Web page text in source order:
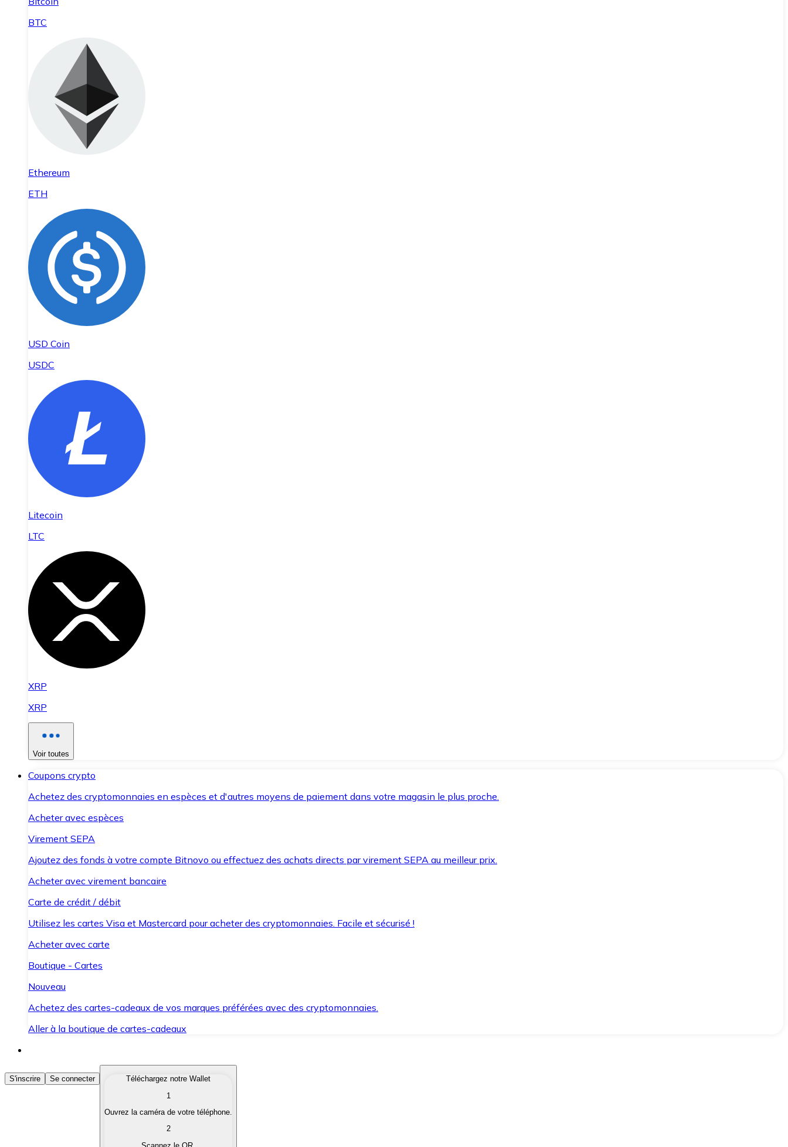
BTC
Ethereum
ETH
USD Coin
USDC
Litecoin
LTC
XRP
XRP
Voir toutes
Coupons crypto
Achetez des cryptomonnaies en espèces et d'autres moyens de paiement dans votre magasin le plus proche.
Acheter avec espèces
Virement SEPA
Ajoutez des fonds à votre compte Bitnovo ou effectuez des achats directs par virement SEPA au meilleur prix.
Acheter avec virement bancaire
Carte de crédit / débit
Utilisez les cartes Visa et Mastercard pour acheter des cryptomonnaies. Facile et sécurisé !
Acheter avec carte
Boutique - Cartes
Nouveau
Achetez des cartes-cadeaux de vos marques préférées avec des cryptomonnaies.
Aller à la boutique de cartes-cadeaux
Acheter des Cryptomonnaies
Achetez les cryptomonnaies qui vous intéressent rapidement et en toute sécurité.
Convertissez vos cryptomonnaies en monnaie fiduciaire lorsque vous en avez besoin.
S'inscrire Se connecter
Téléchargez notre Wallet
1
Ouvrez la caméra de votre téléphone.
2